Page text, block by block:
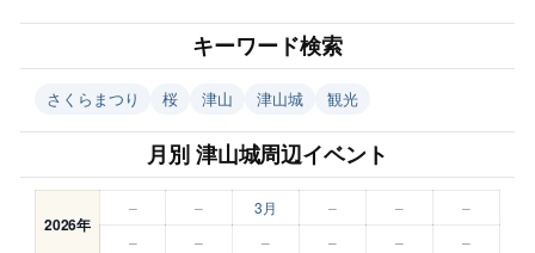
キーワード検索
さくらまつり 桜 津山 津山城 観光
月別 津山城周辺イベント
2026年
– – 3月 – –
–
–
– – – – –